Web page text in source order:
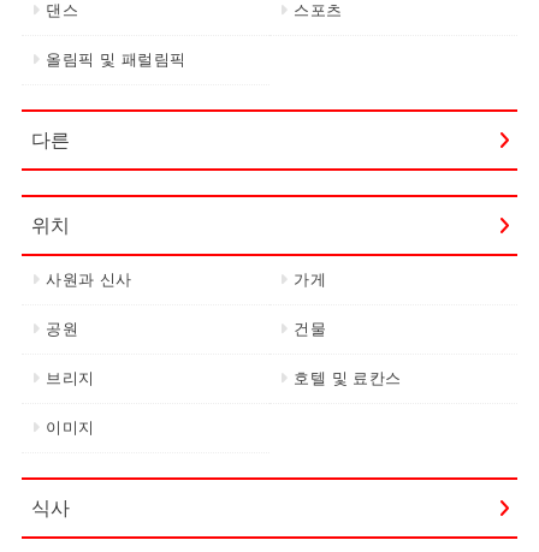
댄스 스포츠
올림픽 및 패럴림픽
다른
위치
사원과 신사 가게
공원 건물
브리지 호텔 및 료칸스
이미지
식사